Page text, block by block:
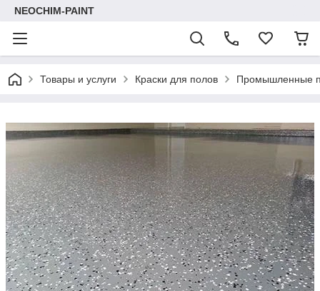
NEOCHIM-PAINT
Товары и услуги Краски для полов Промышленные